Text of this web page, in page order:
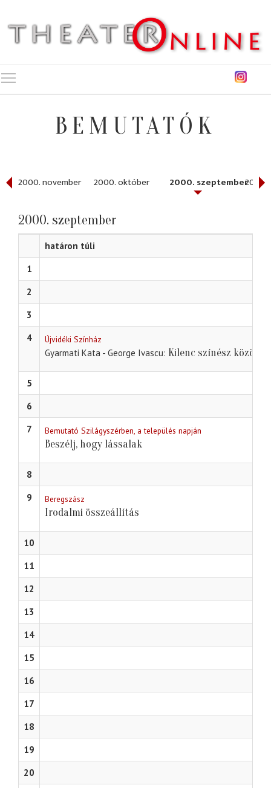
BEMUTATÓK
2000. november 2000. október 2000. szeptember2000.
2000. szeptember
határon túli
1
2
3
4
Újvidéki Színház
Gyarmati Kata - George Ivascu Kilenc színész
5
6
7
Bemutató Szilágyszérben, a település napján
Beszélj, hogy lássalak
8
9
Beregszász
Irodalmi összeállítás
10
11
12
13
14
15
16
17
18
19
20